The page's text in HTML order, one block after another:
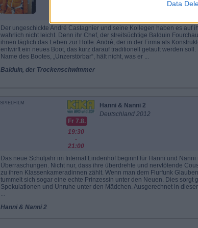
Data
Der ungeschickte André Castagnier und seine Kollegen haben es auf
wahrlich nicht leicht. Denn ihr Chef, der streitsüchtige Balduin
ihnen täglich das Leben zur Hölle. André, der in der Firma als
entwirft ein neues Boot, das kurz darauf traditionell getauft werden soll.
Name des Bootes, „Unzerstörbar“, hält nicht, was er ...
Balduin, der Trockenschwimmer
SPIELFILM
Fr 7.8.
19:30
-
21:00
Hanni & Nanni 2
Deutschland 2012
Das neue Schuljahr im Internat Lindenhof beginnt für Hanni und Nanni
Überraschungen. Nicht nur, dass ihre überdrehte und nervtötende
zu ihren Klassenkameradinnen zählt. Wenn man dem Flurfunk
tummelt sich sogar eine echte Prinzessin unter den Neuen. Dies sorgt
Spekulationen und Unruhe unter den Mädchen. Ausgerechnet in
...
Hanni & Nanni 2